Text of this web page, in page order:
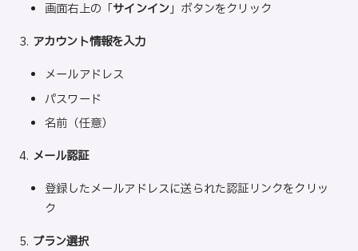
画面右上の「サインイン」ボタンをクリック
3. アカウント情報を入力
メールアドレス
パスワード
名前（任意）
4. メール認証
登録したメールアドレスに送られた認証リンクをクリッ
ク
5. プラン選択